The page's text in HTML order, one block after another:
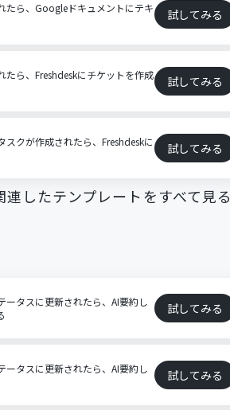
たら、Googleドキュメントにテキ 試してみる
たら、Freshdeskにチケットを作成 試してみる
クが作成されたら、Freshdeskに 試してみる
連したテンプレートをすべて見る
ータスに更新されたら、AI要約し
試してみる
ータスに更新されたら、AI要約し 試してみる